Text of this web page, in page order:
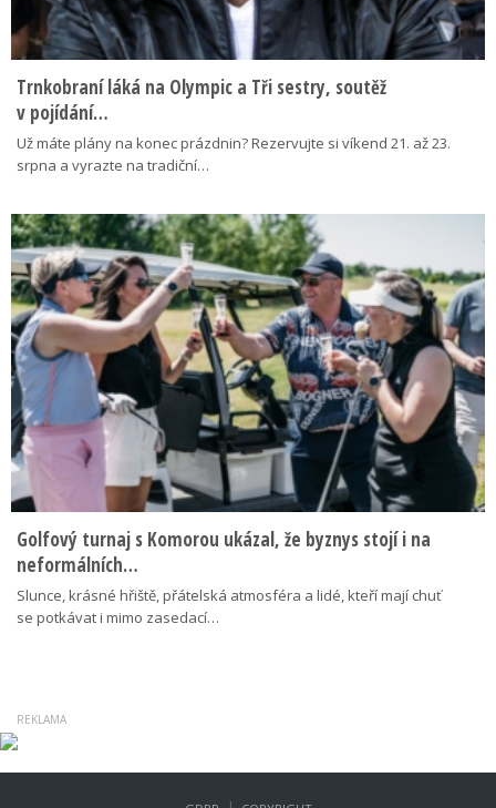
Trnkobraní láká na Olympic a Tři sestry, soutěž
v pojídání…
Už máte plány na konec prázdnin? Rezervujte si víkend 21. až 23.
srpna a vyrazte na tradiční…
Golfový turnaj s Komorou ukázal, že byznys stojí i na
neformálních…
Slunce, krásné hřiště, přátelská atmosféra a lidé, kteří mají chuť
se potkávat i mimo zasedací…